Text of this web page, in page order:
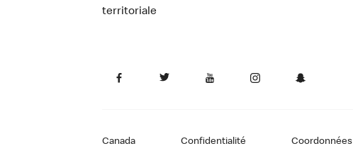
territoriale
Canada Confidentialité Coordonnées